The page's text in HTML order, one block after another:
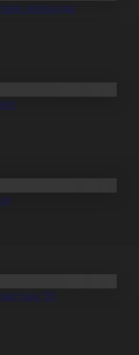
жиналды
90